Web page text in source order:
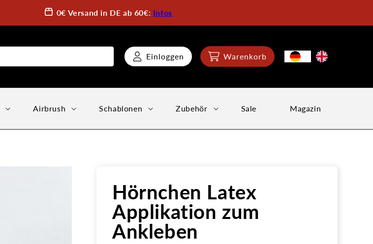
0€ Versand in DE ab 60€: Infos
Einloggen Warenkorb
Airbrush Schablonen Zubehör Sale Magazin
Hörnchen Latex
Applikation zum
Ankleben